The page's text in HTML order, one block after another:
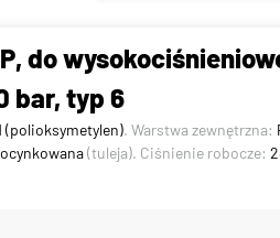
do
bar, typ 6
(polioksymetylen). Warstwa zewnętrzna:
(tuleja). Ciśnienie robocze: